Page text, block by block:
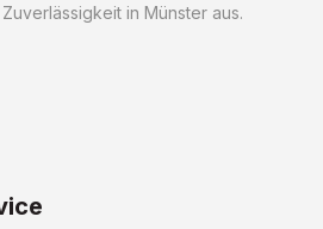
in Münster aus.